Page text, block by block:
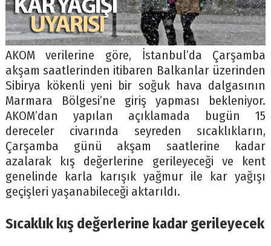
AKOM verilerine göre, İstanbul’da Çarşamba
akşam saatlerinden itibaren Balkanlar üzerinden
Sibirya kökenli yeni bir soğuk hava dalgasının
Marmara Bölgesi’ne giriş yapması bekleniyor.
AKOM’dan yapılan açıklamada bugün 15
dereceler civarında seyreden sıcaklıkların,
Çarşamba günü akşam saatlerine kadar
azalarak kış değerlerine gerileyeceği ve kent
genelinde karla karışık yağmur ile kar yağışı
geçişleri yaşanabileceği aktarıldı.
Sıcaklık kış değerlerine kadar gerileyecek